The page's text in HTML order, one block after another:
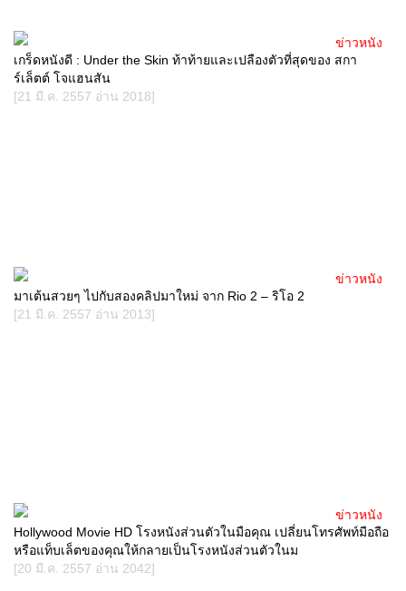
เกร็ดหนังดี : Under the Skin ท้าท้ายและเปลืองตัวที่สุดของ สกา
ร์เล็ตต์ โจแฮนสัน
[21 มี.ค. 2557 อ่าน 2018]
ข่าวหนัง
มาเต้นสวยๆ ไปกับสองคลิปมาใหม่ จาก Rio 2 – ริโอ 2
[21 มี.ค. 2557 อ่าน 2013]
ข่าวหนัง
Hollywood Movie HD โรงหนังส่วนตัวในมือคุณ เปลี่ยนโทรศัพท์มือถือ
หรือแท็บเล็ตของคุณให้กลายเป็นโรงหนังส่วนตัวในม
[20 มี.ค. 2557 อ่าน 2042]
ข่าวหนัง